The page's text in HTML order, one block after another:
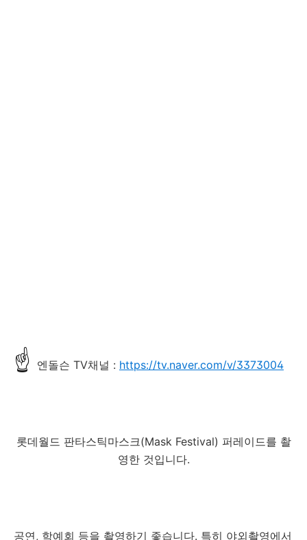
☝ 엔돌슨 TV채널 : https://tv.naver.com/v/3373004
롯데월드 판타스틱마스크(Mask Festival) 퍼레이드를 촬
영한 것입니다.
공연, 학예회 등을 촬영하기 좋습니다. 특히 야외촬영에서